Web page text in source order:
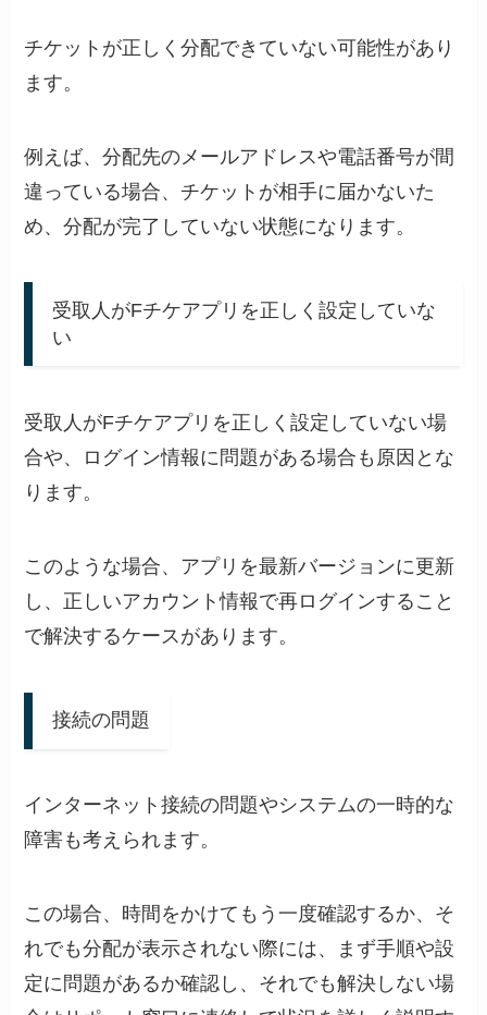
チケットが正しく分配できていない可能性があり
ます。
例えば、分配先のメールアドレスや電話番号が間
違っている場合、チケットが相手に届かないた
め、分配が完了していない状態になります。
受取人がFチケアプリを正しく設定していな
い
受取人がFチケアプリを正しく設定していない場
合や、ログイン情報に問題がある場合も原因とな
ります。
このような場合、アプリを最新バージョンに更新
し、正しいアカウント情報で再ログインすること
で解決するケースがあります。
接続の問題
インターネット接続の問題やシステムの一時的な
障害も考えられます。
この場合、時間をかけてもう一度確認するか、そ
れでも分配が表示されない際には、まず手順や設
定に問題があるか確認し、それでも解決しない場